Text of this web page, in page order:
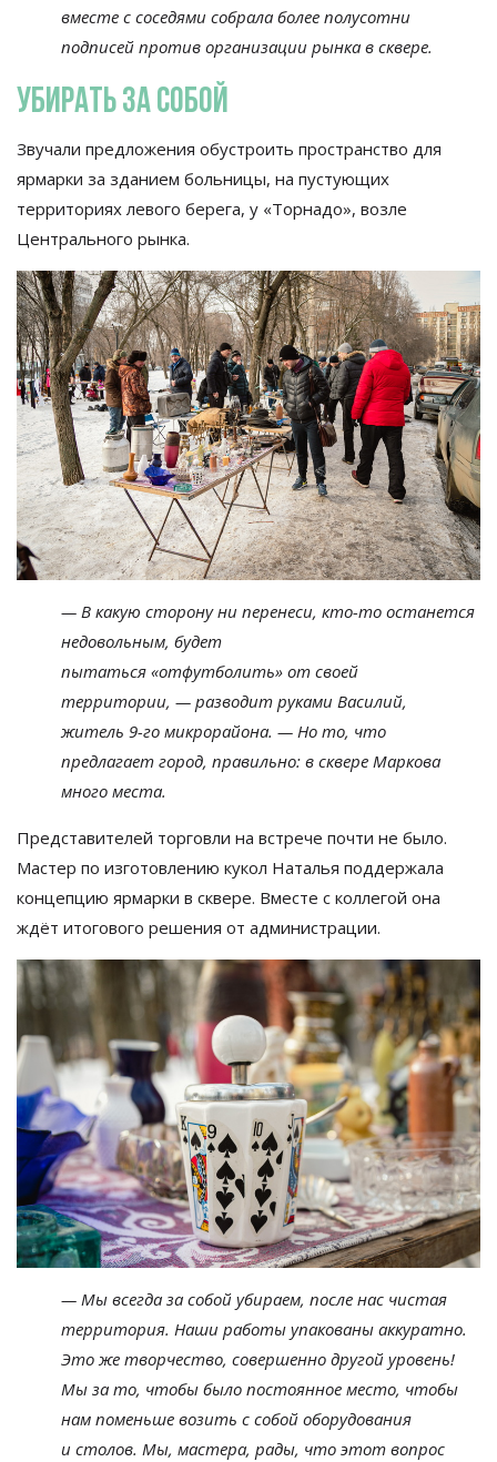
вместе с соседями собрала более полусотни
подписей против организации рынка в сквере.
Убирать засобой
Звучали предложения обустроить пространство для
ярмарки за зданием больницы, на пустующих
территориях левого берега, у «Торнадо», возле
Центрального рынка.
— В какую сторону ни перенеси, кто-то останется
недовольным, будет
пытаться «отфутболить» от своей
территории, — разводит руками Василий,
житель 9-го микрорайона. — Но то, что
предлагает город, правильно: в сквере Маркова
много места.
Представителей торговли на встрече почти не было.
Мастер по изготовлению кукол Наталья поддержала
концепцию ярмарки в сквере. Вместе с коллегой она
ждёт итогового решения от администрации.
— Мы всегда за собой убираем, после нас чистая
территория. Наши работы упакованы аккуратно.
Это же творчество, совершенно другой уровень!
Мы за то, чтобы было постоянное место, чтобы
нам поменьше возить с собой оборудования
и столов. Мы, мастера, рады, что этот вопрос